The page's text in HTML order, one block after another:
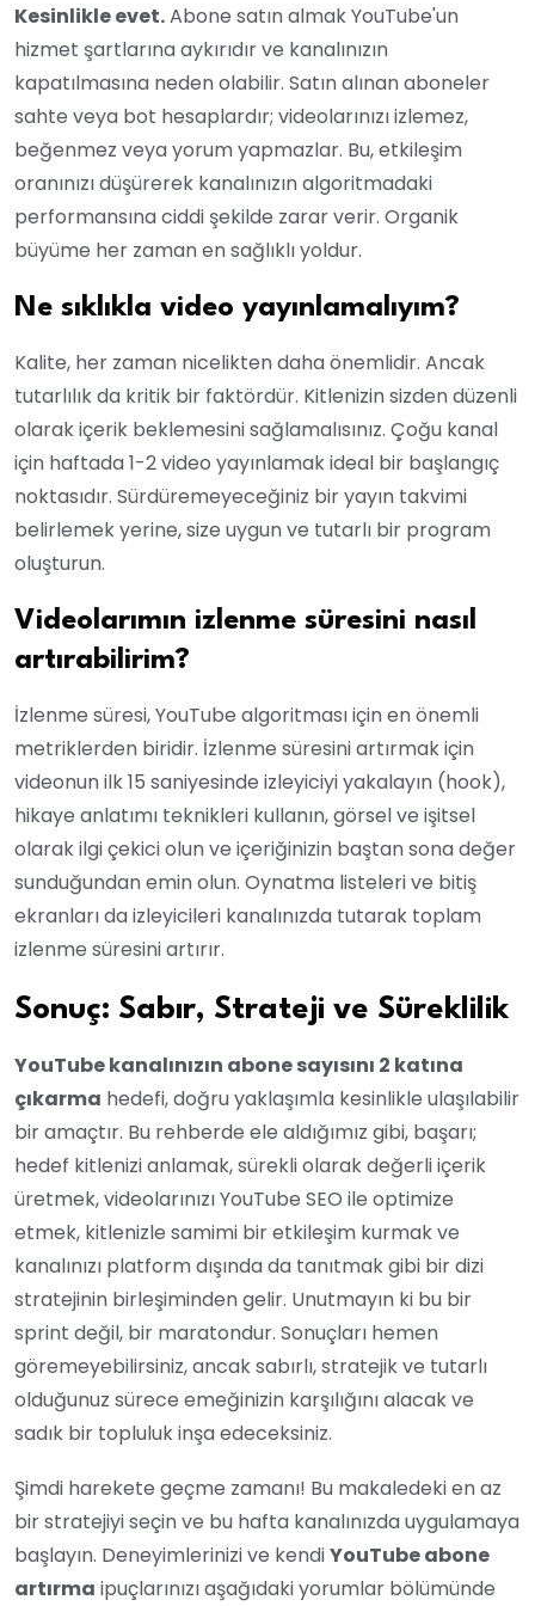
Kesinlikle evet.Abone satın almak YouTube'un
hizmet şartlarına aykırıdır ve kanalınızın
kapatılmasına neden olabilir. Satın alınan aboneler
sahte veya bot hesaplardır; videolarınızı izlemez,
beğenmez veya yorum yapmazlar. Bu, etkileşim
oranınızı düşürerek kanalınızın algoritmadaki
performansına ciddi şekilde zarar verir. Organik
büyüme her zaman en sağlıklı yoldur.
Ne sıklıkla video yayınlamalıyım?
Kalite, her zaman nicelikten daha önemlidir. Ancak
tutarlılık da kritik bir faktördür. Kitlenizin sizden düzenli
olarak içerik beklemesini sağlamalısınız. Çoğu kanal
için haftada 1-2 video yayınlamak ideal bir başlangıç
noktasıdır. Sürdüremeyeceğiniz bir yayın takvimi
belirlemek yerine, size uygun ve tutarlı bir program
oluşturun.
Videolarımın izlenme süresini nasıl
artırabilirim?
İzlenme süresi, YouTube algoritması için en önemli
metriklerden biridir. İzlenme süresini artırmak için
videonun ilk 15 saniyesinde izleyiciyi yakalayın (hook),
hikaye anlatımı teknikleri kullanın, görsel ve işitsel
olarak ilgi çekici olun ve içeriğinizin baştan sona değer
sunduğundan emin olun. Oynatma listeleri ve bitiş
ekranları da izleyicileri kanalınızda tutarak toplam
izlenme süresini artırır.
Sonuç: Sabır, Strateji ve Süreklilik
YouTube kanalınızın abone sayısını 2 katına
çıkarma hedefi, doğru yaklaşımla kesinlikle ulaşılabilir
bir amaçtır. Bu rehberde ele aldığımız gibi, başarı;
hedef kitlenizi anlamak, sürekli olarak değerli içerik
üretmek, videolarınızı YouTube SEO ile optimize
etmek, kitlenizle samimi bir etkileşim kurmak ve
kanalınızı platform dışında da tanıtmak gibi bir dizi
stratejinin birleşiminden gelir. Unutmayın ki bu bir
sprint değil, bir maratondur. Sonuçları hemen
göremeyebilirsiniz, ancak sabırlı, stratejik ve tutarlı
olduğunuz sürece emeğinizin karşılığını alacak ve
sadık bir topluluk inşa edeceksiniz.
Şimdi harekete geçme zamanı! Bu makaledeki en az
bir stratejiyi seçin ve bu hafta kanalınızda uygulamaya
başlayın. Deneyimlerinizi ve kendiYouTube abone
artırma ipuçlarınızı aşağıdaki yorumlar bölümünde